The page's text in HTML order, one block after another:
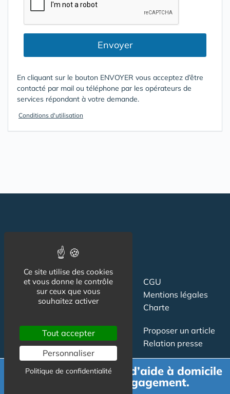
Envoyer
En cliquant sur le bouton ENVOYER vous acceptez d’être
contacté par mail ou téléphone par les opérateurs de
services répondant à votre demande.
Conditions d'utilisation
Suivez-nous
CGU
Mentions légales
Charte
Contact
Newsletter
Publicité
Proposer un article
Relation presse
Demande de devis d’aide à domicile
gratuit et sans engagement.
Ce site utilise des cookies
et vous donne le contrôle
sur ceux que vous
souhaitez activer
Tout accepter
Personnaliser
Politique de confidentialité